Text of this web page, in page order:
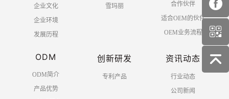
企业文化
企业环境
发展历程
雪玛丽
合作伙伴
适合OEM的伙伴
OEM业务流程
ODM
ODM简介
产品优势
创新研发
专利产品
资讯动态
行业动态
公司新闻